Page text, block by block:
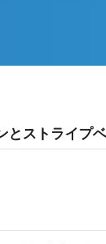
とストライプ